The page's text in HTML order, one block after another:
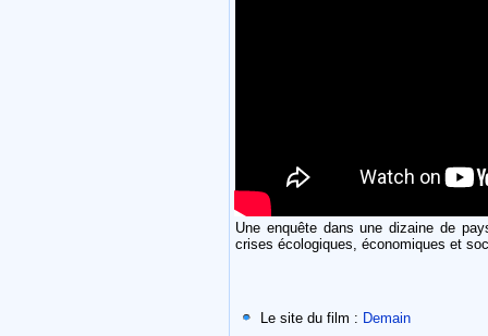
Une enquête dans une dizaine de
crises écologiques, économiques et
Le site du film : Demain